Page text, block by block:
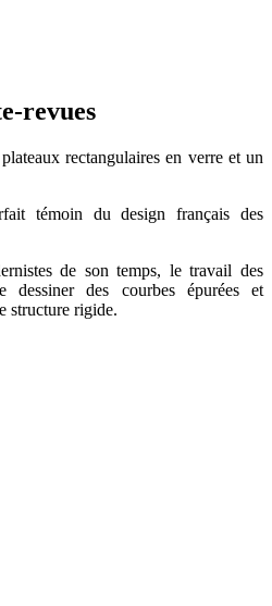
revues
rectangulaires en verre et un
témoin du design français des
de son temps, le travail des
dessiner des courbes épurées et
structure rigide.